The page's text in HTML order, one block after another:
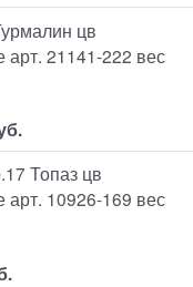
цв
21141-222 вес
Топаз цв
10926-169 вес